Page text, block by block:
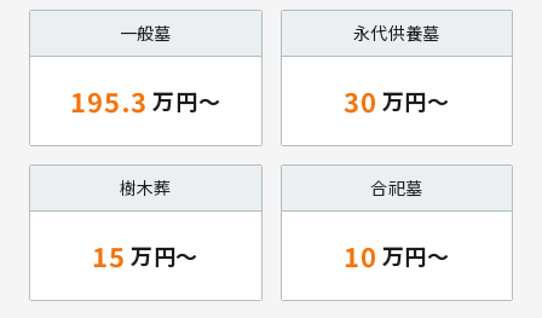
一般墓
195.3
永代供養墓
30
樹木葬
15
合祀墓
10